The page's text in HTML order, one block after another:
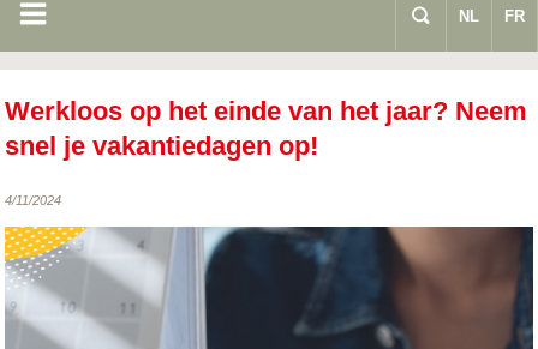
m s NL FR
Werkloos op het einde van het jaar? Neem
snel je vakantiedagen op!
4/11/2024